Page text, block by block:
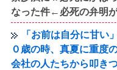
なった件←必死の弁明
「お前は自分に甘
０歳の時、真夏に重度
会社の人たちから叩き